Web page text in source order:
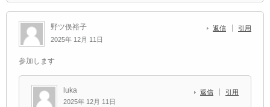
野ツ俣裕子
2025年 12月 11日
返信 引用
参加します
luka
2025年 12月 11日
返信 引用